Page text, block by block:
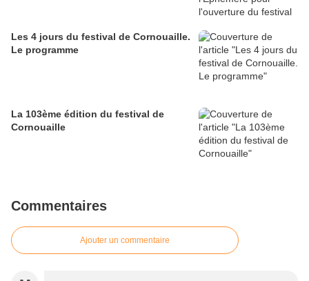
Les 4 jours du festival de Cornouaille.
Le programme
La 103ème édition du festival de
Cornouaille
Commentaires
Ajouter un commentaire